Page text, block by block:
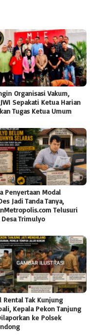
Organisasi Vakum,
Sepakati Ketua Harian
Tugas Ketua Umum
Penyertaan Modal
Jadi Tanda Tanya,
Telusuri
Desa Trimulyo
Rental Tak Kunjung
Kepala Pekon Tanjung
ke Polsek